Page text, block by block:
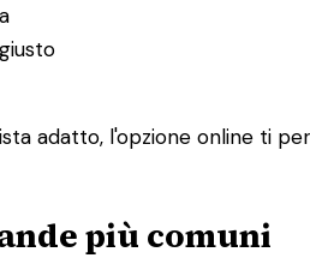
adatto, l'opzione online ti
più comuni